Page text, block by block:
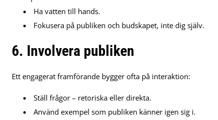
Ha vatten till hands.
Fokusera på publiken och budskapet, inte dig själv.
6. Involvera publiken
Ett engagerat framförande bygger ofta på interaktion:
Ställ frågor – retoriska eller direkta.
Använd exempel som publiken känner igen sig i.